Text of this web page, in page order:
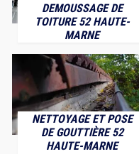
DEMOUSSAGE DE
TOITURE 52 HAUTE-
MARNE
NETTOYAGE ET POSE
DE GOUTTIÈRE 52
HAUTE-MARNE